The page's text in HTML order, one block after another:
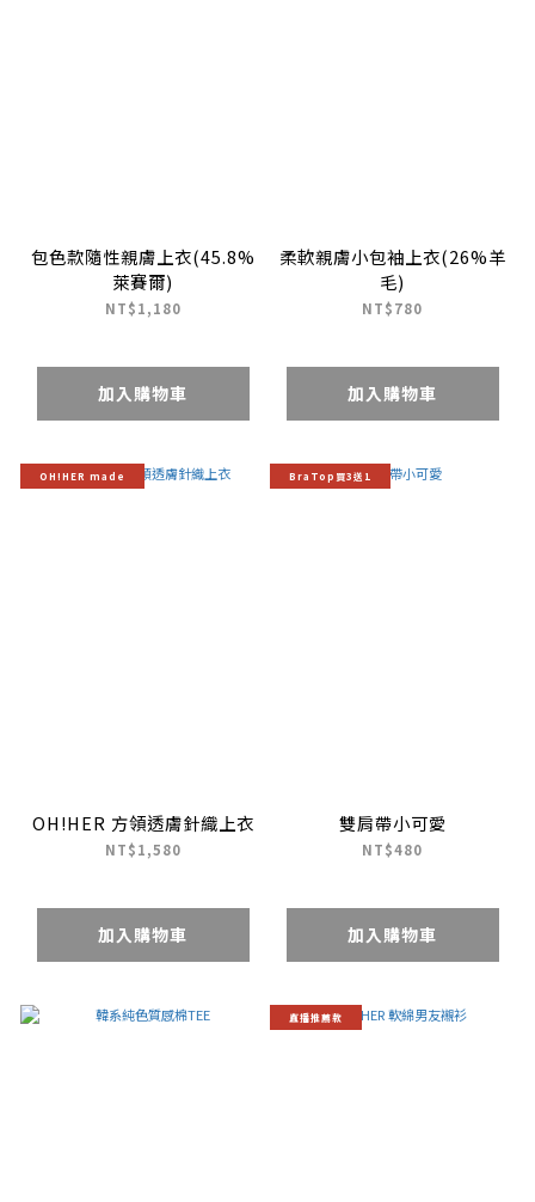
包色款隨性親膚上衣(45.8%
萊賽爾)
NT$1,180
加入購物車
柔軟親膚小包袖上衣(26%羊
毛)
NT$780
加入購物車
OH!HER made
OH!HER 方領透膚針織上衣
NT$1,580
加入購物車
BraTop買3送1
雙肩帶小可愛
NT$480
加入購物車
直播推薦款